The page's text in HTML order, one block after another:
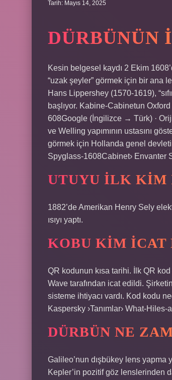
Tarih: Mayıs 14, 2025
DÜRBÜNÜN
Kesin belgesel kaydı 2 Ekim
“uzak şeyler” görmek için bir ana
Hans Lippershey (1570-1619),
başlıyor. Kabine-Cabinetun
608Google (İngilizce → Türk) ·
ve Welling yapımının ustasını
görmek için Hollanda genel
Spyglass-1608Cabinet› Envanter
UTUYU ILK KIM
1882’de Amerikan Henry Sely
ısıyı yaptı.
KOBU KIM ICAT
QR kodunun kısa tarihi. İlk QR
Wave tarafından icat edildi.
sisteme ihtiyacı vardı. Kod kodu
Kaspersky ›Tanımlar› What-
DÜRBÜN NE
Galileo’nun dışbükey lens
Kepler’in pozitif göz lenslerinden